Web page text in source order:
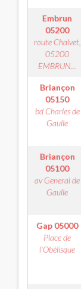
Embrun
05200
route Chalvet,
05200
EMBRUN...
Briançon
05150
bd Charles de
Gaulle
Briançon
05100
av General de
Gaulle
Gap 05000
Place de
l'Obèlisque